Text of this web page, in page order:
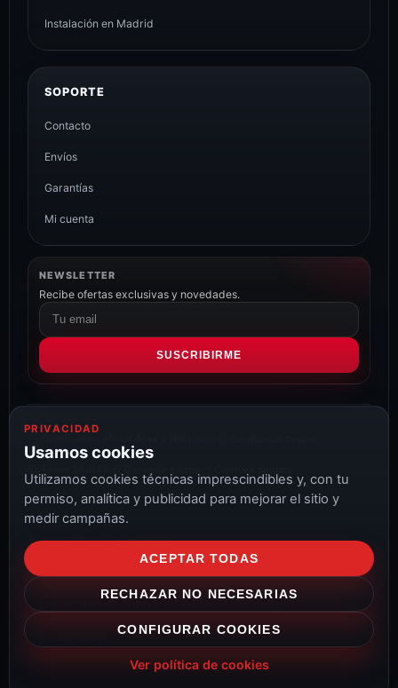
Instalación en Madrid
SOPORTE
Contacto
Envíos
Garantías
Mi cuenta
NEWSLETTER
Recibe ofertas exclusivas y novedades.
Correo
electrónico
SUSCRIBIRME
© 2026 CCTV & Alarmas
PRIVACIDAD
Usamos cookies
Utilizamos cookies técnicas imprescindibles y, con tu
permiso, analítica y publicidad para mejorar el sitio y
medir campañas.
ACEPTAR TODAS
RECHAZAR NO NECESARIAS
CONFIGURAR COOKIES
Ver política de cookies